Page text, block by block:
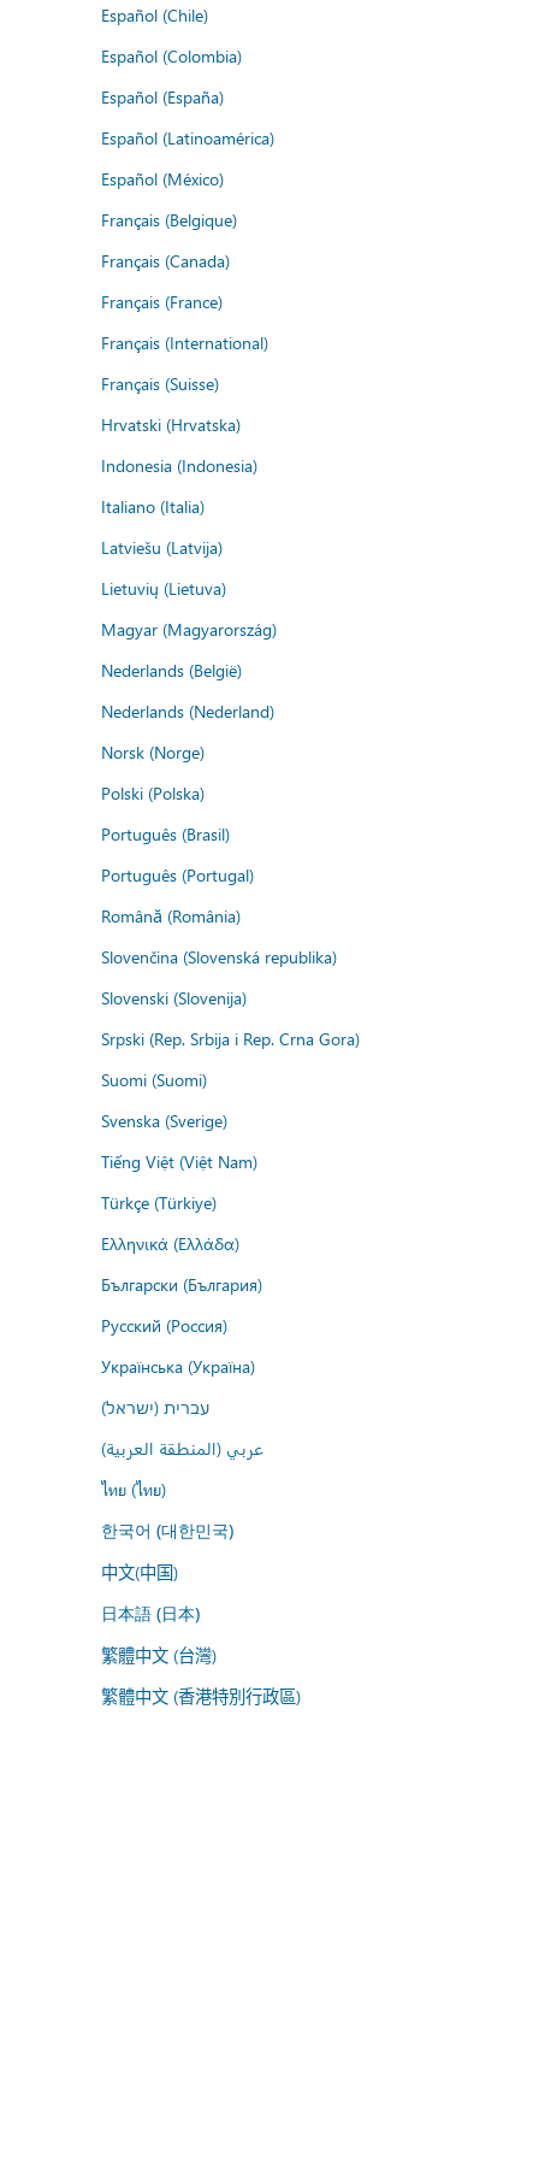
Español (Chile)
Español (Colombia)
Español (España)
Español (Latinoamérica)
Español (México)
Français (Belgique)
Français (Canada)
Français (France)
Français (International)
Français (Suisse)
Hrvatski (Hrvatska)
Indonesia (Indonesia)
Italiano (Italia)
Latviešu (Latvija)
Lietuvių (Lietuva)
Magyar (Magyarország)
Nederlands (België)
Nederlands (Nederland)
Norsk (Norge)
Polski (Polska)
Português (Brasil)
Português (Portugal)
Română (România)
Slovenčina (Slovenská republika)
Slovenski (Slovenija)
Srpski (Rep. Srbija i Rep. Crna Gora)
Suomi (Suomi)
Svenska (Sverige)
Tiếng Việt (Việt Nam)
Türkçe (Türkiye)
Ελληνικά (Ελλάδα)
Български (България)
Русский (Россия)
Українська (Україна)
עברית (ישראל)
عربي (المنطقة العربية)
ไทย (ไทย)
한국어 (대한민국)
中文(中国)
日本語 (日本)
繁體中文 (台灣)
繁體中文 (香港特別行政區)